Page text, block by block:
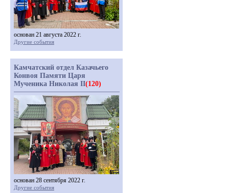
основан 21 августа 2022 г.
Другие события
Камчатский отдел Казачьего
Конвоя Памяти Царя
Мученика Николая II(120)
основан 28 сентября 2022 г.
Другие события